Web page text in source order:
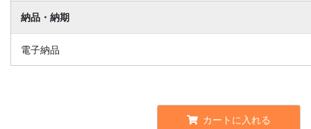
納品・納期
電子納品
カートに入れる